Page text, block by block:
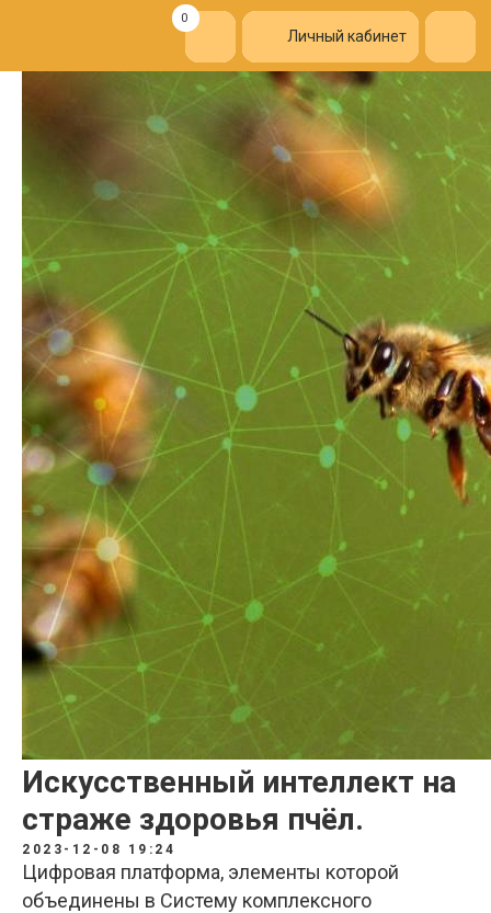
Личный кабинет
Искусственный интеллект на
страже здоровья пчёл.
2023-12-08 19:24
Цифровая платформа, элементы которой
объединены в Систему комплексного